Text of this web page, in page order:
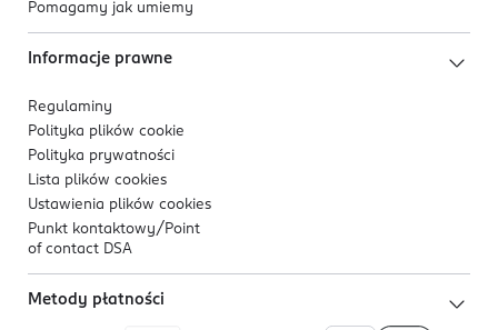
Pomagamy jak umiemy
Informacje prawne
Regulaminy
Polityka plików cookie
Polityka prywatności
Lista plików cookies
Ustawienia plików cookies
Punkt kontaktowy/ Point
of contact DSA
Metody płatności